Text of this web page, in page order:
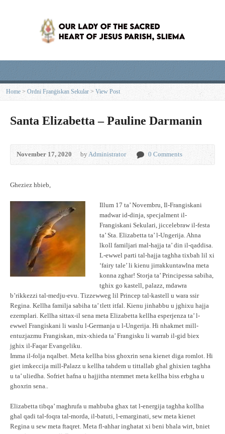
Home >Ordni Franġiskan Sekular> View Post
Santa Elizabetta – Pauline Darmanin
November 17, 2020 byAdministrator 0 Comments
Gheziez hbieb,
Illum 17 ta’ Novembru, Il-Frangiskani
madwar id-dinja, specjalment il-
Frangiskani Sekulari, jiccelebraw il-festa
ta’ Sta. Elizabetta ta’ l-Ungerija. Ahna
lkoll familjari mal-hajja ta’ din il-qaddisa.
L-ewwel parti tal-hajja taghha tixbah lil xi
‘fairy tale’ li kienu jirrakkuntawlna meta
konna zghar! Storja ta’ Principessa sabiha,
tghix go kastell, palazz, mdawra
b’rikkezzi tal-medju-evu. Tizzewweg lil Princep tal-kastell u wara ssir
Regina. Kellha familja sabiha ta’ tlett itfal. Kienu jinhabbu u jghixu hajja
ezemplari. Kellha sittax-il sena meta Elizabetta kellha esperjenza ta’ l-
ewwel Frangiskani li waslu l-Germanja u l-Ungerija. Hi nhakmet mill-
entuzjazmu Frangiskan, mix-xhieda ta’ Frangisku li warrab il-gid biex
jghix il-Faqar Evangeliku.
Imma il-folja nqalbet. Meta kellha biss ghoxrin sena kienet diga romlot. Hi
giet imkeccija mill-Palazz u kellha tahdem u tittallab ghal ghixien taghha
u ta’ uliedha. Sofriet hafna u hajjitha ntemmet meta kellha biss erbgha u
ghoxrin sena..
Elizabetta tibqa’ maghrufa u mahbuba ghax tat l-energija taghha kollha
ghal qadi tal-foqra tal-morda, il-batuti, l-emarginati, sew meta kienet
Regina u sew meta ftaqret. Meta fl-ahhar inghatat xi beni bhala wirt, bniet